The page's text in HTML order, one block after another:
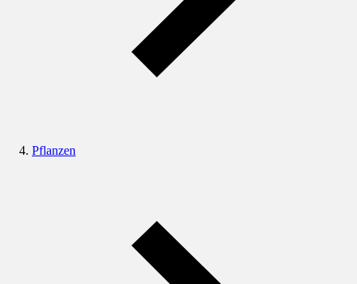
Pflanzen